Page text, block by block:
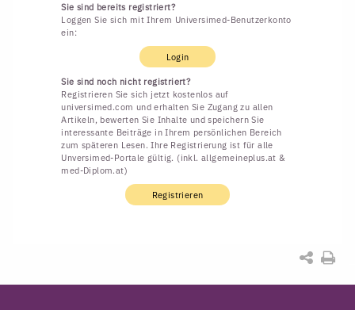
Sie sind bereits registriert?
Loggen Sie sich mit Ihrem Universimed-Benutzerkonto
ein:
Login
Sie sind noch nicht registriert?
Registrieren Sie sich jetzt kostenlos auf
universimed.com und erhalten Sie Zugang zu allen
Artikeln, bewerten Sie Inhalte und speichern Sie
interessante Beiträge in Ihrem persönlichen Bereich
zum späteren Lesen. Ihre Registrierung ist für alle
Unversimed-Portale gültig. (inkl. allgemeineplus.at &
med-Diplom.at)
Registrieren